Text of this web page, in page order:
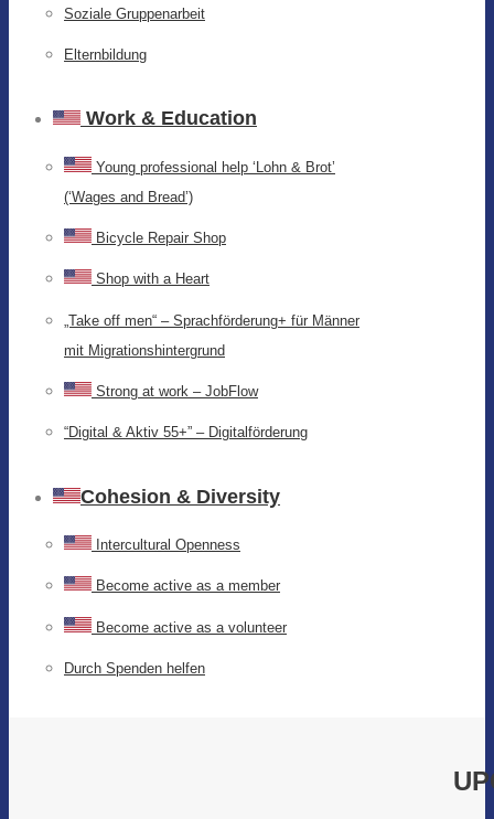
Soziale Gruppenarbeit
Elternbildung
Work & Education
Young professional help ‘Lohn & Brot’
(‘Wages and Bread’)
Bicycle Repair Shop
Shop with a Heart
„Take off men“ – Sprachförderung+ für Männer
mit Migrationshintergrund
Strong at work – JobFlow
“Digital & Aktiv 55+” – Digitalförderung
Cohesion & Diversity
Intercultural Openness
Become active as a member
Become active as a volunteer
Durch Spenden helfen